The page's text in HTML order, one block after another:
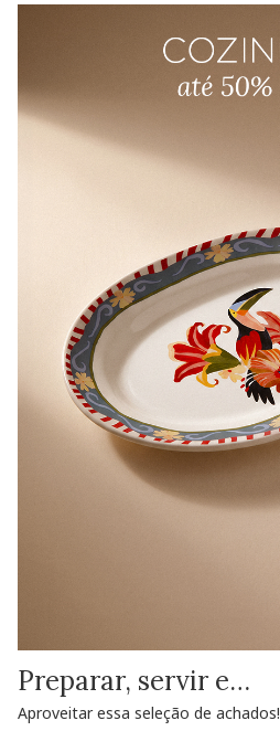
Preparar, servir e…
Aproveitar essa seleção de achados!